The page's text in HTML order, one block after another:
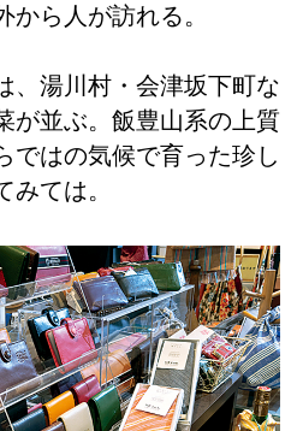
ら人が訪れる。
、湯川村・会津坂下町な
が並ぶ。飯豊山系の上質
ではの気候で育った珍し
みては。